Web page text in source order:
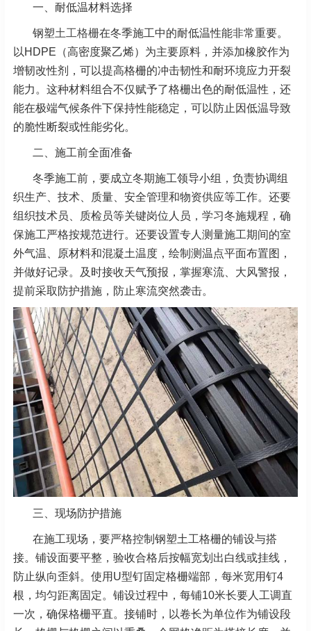
一、耐低温材料选择
钢塑土工格栅在冬季施工中的耐低温性能非常重要。
以HDPE（高密度聚乙烯）为主要原料，并添加橡胶作为
增韧改性剂，可以提高格栅的冲击韧性和耐环境应力开裂
能力。这种材料组合不仅赋予了格栅出色的耐低温性，还
能在极端气候条件下保持性能稳定，可以防止因低温导致
的脆性断裂或性能劣化。
二、施工前全面准备
冬季施工前，要成立冬期施工领导小组，负责协调组
织生产、技术、质量、安全管理和物资供应等工作。还要
组织技术员、质检员等关键岗位人员，学习冬施规程，确
保施工严格按规范进行。还要设置专人测量施工期间的室
外气温、原材料和混凝土温度，绘制测温点平面布置图，
并做好记录。及时接收天气预报，掌握寒流、大风警报，
提前采取防护措施，防止寒流突然袭击。
三、现场防护措施
在施工现场，要严格控制钢塑土工格栅的铺设与搭
接。铺设面要平整，验收合格后按幅宽划出白线或挂线，
防止纵向歪斜。使用U型钉固定格栅端部，每米宽用钉4
根，均匀距离固定。铺设过程中，每铺10米长要人工调直
一次，确保格栅平直。接铺时，以卷长为单位作为铺设段